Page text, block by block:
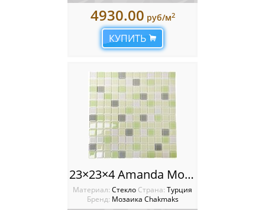
4930.00 руб/м2
КУПИТЬ
23×23×4 Amanda Мозаика Chakmaks
Материал: Стекло Cтрана: Турция
Бренд: Мозаика Chakmaks